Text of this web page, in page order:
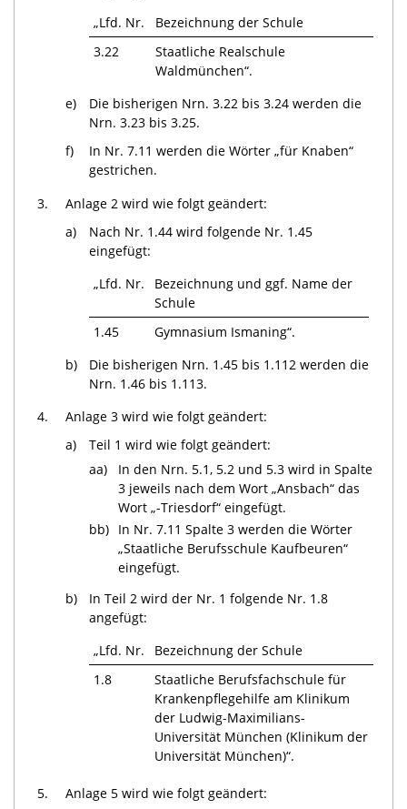
„Lfd. Nr.
Bezeichnung der Schule
3.22
Staatliche Realschule
Waldmünchen“.
e)
Die bisherigen Nrn. 3.22 bis 3.24 werden die
Nrn. 3.23 bis 3.25.
f)
In Nr. 7.11 werden die Wörter „für Knaben“
gestrichen.
3.
Anlage 2 wird wie folgt geändert:
a)
Nach Nr. 1.44 wird folgende Nr. 1.45
eingefügt:
„Lfd. Nr.
Bezeichnung und ggf. Name der
Schule
1.45
Gymnasium Ismaning“.
b)
Die bisherigen Nrn. 1.45 bis 1.112 werden die
Nrn. 1.46 bis 1.113.
4.
Anlage 3 wird wie folgt geändert:
a)
Teil 1 wird wie folgt geändert:
aa)
In den Nrn. 5.1, 5.2 und 5.3 wird in Spalte
3 jeweils nach dem Wort „Ansbach“ das
Wort „-Triesdorf“ eingefügt.
bb) In Nr. 7.11 Spalte 3 werden die Wörter
„Staatliche Berufsschule Kaufbeuren“
eingefügt.
b)
In Teil 2 wird der Nr. 1 folgende Nr. 1.8
angefügt:
„Lfd. Nr.
Bezeichnung der Schule
1.8
Staatliche Berufsfachschule für
Krankenpflegehilfe am Klinikum
der Ludwig-Maximilians-
Universität München (Klinikum der
Universität München)“.
5.
Anlage 5 wird wie folgt geändert: